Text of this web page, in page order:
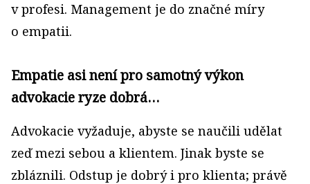
v profesi. Management je do značné míry
o empatii.
Empatie asi není pro samotný výkon
advokacie ryze dobrá…
Advokacie vyžaduje, abyste se naučili udělat
zeď mezi sebou a klientem. Jinak byste se
zbláznili. Odstup je dobrý i pro klienta; právě